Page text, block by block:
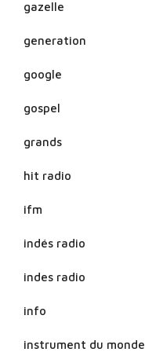
gazelle
generation
google
gospel
grands
hit radio
ifm
indés radio
indes radio
info
instrument du monde